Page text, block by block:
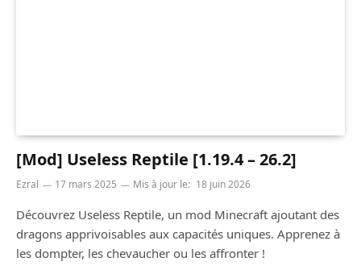
[Mod] Useless Reptile [1.19.4 – 26.2]
Ezral 17 mars 2025 Mis à jour le: 18 juin 2026
Découvrez Useless Reptile, un mod Minecraft ajoutant des
dragons apprivoisables aux capacités uniques. Apprenez à
les dompter, les chevaucher ou les affronter !